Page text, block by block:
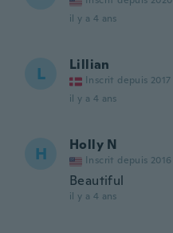
il y a 4 ans
L Lillian
Inscrit depuis 2017
il y a 4 ans
H Holly N
Inscrit depuis 2016
Beautiful
il y a 4 ans